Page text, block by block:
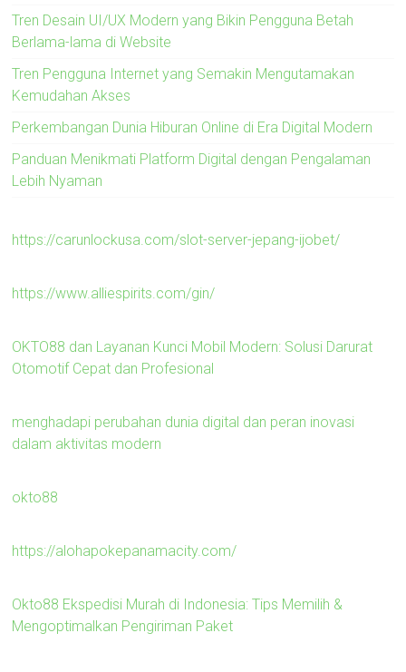
Tren Desain UI/UX Modern yang Bikin Pengguna Betah
Berlama-lama di Website
Tren Pengguna Internet yang Semakin Mengutamakan
Kemudahan Akses
Perkembangan Dunia Hiburan Online di Era Digital Modern
Panduan Menikmati Platform Digital dengan Pengalaman
Lebih Nyaman
https://carunlockusa.com/slot-server-jepang-ijobet/
https://www.alliespirits.com/gin/
OKTO88 dan Layanan Kunci Mobil Modern: Solusi Darurat
Otomotif Cepat dan Profesional
menghadapi perubahan dunia digital dan peran inovasi
dalam aktivitas modern
okto88
https://alohapokepanamacity.com/
Okto88 Ekspedisi Murah di Indonesia: Tips Memilih &
Mengoptimalkan Pengiriman Paket